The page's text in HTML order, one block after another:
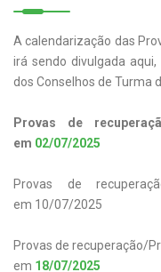
A calendarização das
irá sendo divulgada
dos Conselhos de Turma
Provas de
em 02/07/2025
Provas de
em 10/07/2025
Provas de recuperação/
em 18/07/2025